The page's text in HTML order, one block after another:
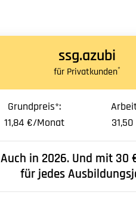
ssg.azubi
für Privatkunden*
Grundpreis*:
11,84 €/Monat
Auch in 2026. Und mit 30
für jedes